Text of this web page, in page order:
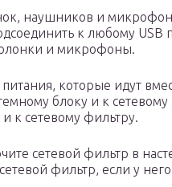
наушников и
к любому USB
и микрофоны.
питания, которые идут
блоку и к
к сетевому фильтру.
сетевой фильтр в
фильтр, если у